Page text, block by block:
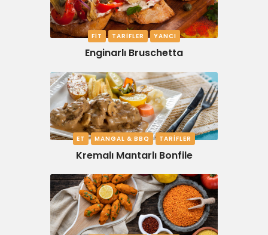
FIT TARIFLER YANCI
Enginarlı Bruschetta
ET MANGAL & BBQ TARIFLER
Kremalı Mantarlı Bonfile